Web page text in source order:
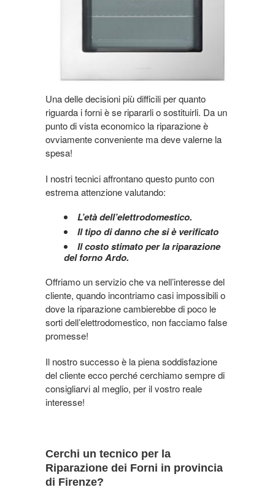
Una delle decisioni più difficili per quanto
riguarda i forni è se ripararli o sostituirli. Da un
punto di vista economico la riparazione è
ovviamente conveniente ma deve valerne la
spesa!
I nostri tecnici affrontano questo punto con
estrema attenzione valutando:
L’età dell’elettrodomestico.
Il tipo di danno che si è verificato
Il costo stimato per la riparazione
del forno Ardo.
Offriamo un servizio che va nell’interesse del
cliente, quando incontriamo casi impossibili o
dove la riparazione cambierebbe di poco le
sorti dell’elettrodomestico, non facciamo false
promesse!
Il nostro successo è la piena soddisfazione
del cliente ecco perché cerchiamo sempre di
consigliarvi al meglio, per il vostro reale
interesse!
Cerchi un tecnico per la
Riparazione dei Forni in provincia
di Firenze?